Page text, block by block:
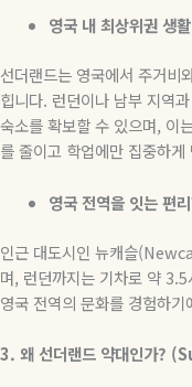
영국 내 최상위권 생
선더랜드는 영국에서 주거비
힙니다. 런던이나 남부 지역
숙소를 확보할 수 있으며, 이
를 줄이고 학업에만 집중하
영국 전역을 잇는 편
인근 대도시인 뉴캐슬
며, 런던까지는 기차로 약
영국 전역의 문화를 경험하
3. 왜 선더랜드 약대인가?